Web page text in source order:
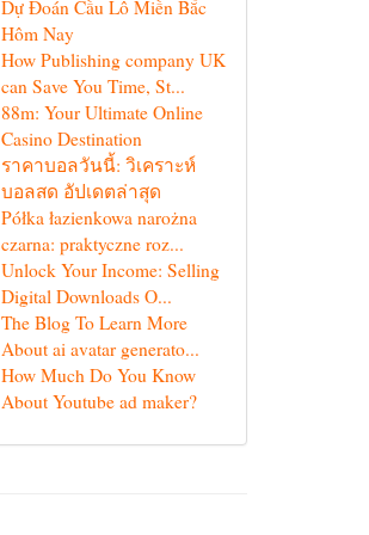
Dự Đoán Cầu Lô Miền Bắc
Hôm Nay
How Publishing company UK
can Save You Time, St...
88m: Your Ultimate Online
Casino Destination
ราคาบอลวันนี้: วิเคราะห์
บอลสด อัปเดตล่าสุด
Półka łazienkowa narożna
czarna: praktyczne roz...
Unlock Your Income: Selling
Digital Downloads O...
The Blog To Learn More
About ai avatar generato...
How Much Do You Know
About Youtube ad maker?